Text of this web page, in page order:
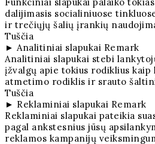
Funkciniai slapukai palaiko
dalijimasis socialiniuose
ir trečiųjų šalių įrankių
Tuščia
► Analitiniai slapukai Remark
Analitiniai slapukai stebi
įžvalgų apie tokius rodiklius kaip
atmetimo rodiklis ir srauto
Tuščia
► Reklaminiai slapukai Remark
Reklaminiai slapukai pateikia
pagal ankstesnius jūsų
reklamos kampanijų